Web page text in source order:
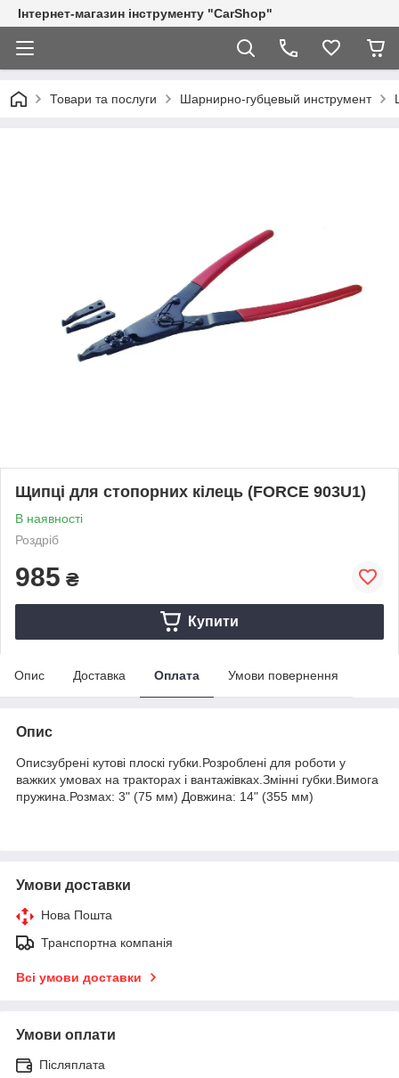
Інтернет-магазин інструменту "CarShop"
Товари та послуги Шарнирно-губцевый инструмент
Щипці для стопорних кілець (FORCE 903U1)
В наявності
Роздріб
985 ₴
Купити
Опис Доставка Оплата Умови повернення
Опис
Описзубрені кутові плоскі губки.Розроблені для роботи у
важких умовах на тракторах і вантажівках.Змінні губки.Вимога
пружина.Розмах: 3" (75 мм) Довжина: 14" (355 мм)
Умови доставки
Нова Пошта
Транспортна компанія
Всі умови доставки
Умови оплати
Післяплата